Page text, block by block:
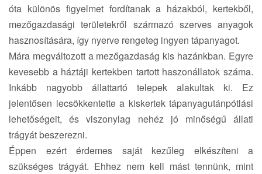
óta különös figyelmet fordítanak a házakból, kertekből,
mezőgazdasági területekről származó szerves anyagok
hasznosítására, így nyerve rengeteg ingyen tápanyagot.
Mára megváltozott a mezőgazdaság kis hazánkban. Egyre
kevesebb a háztáji kertekben tartott haszonállatok száma.
Inkább nagyobb állattartó telepek alakultak ki. Ez
jelentősen lecsökkentette a kiskertek tápanyagutánpótlási
lehetőségeit, és viszonylag nehéz jó minőségű állati
trágyát beszerezni.
Éppen ezért érdemes saját kezűleg elkészíteni a
szükséges trágyát. Ehhez nem kell mást tennünk, mint